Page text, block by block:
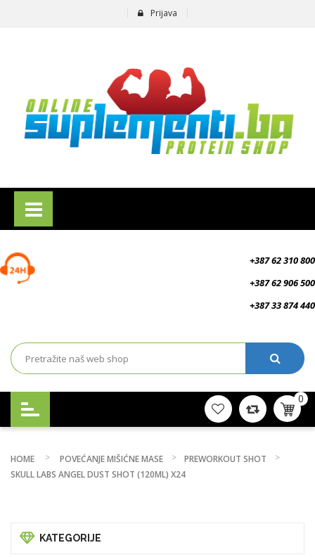
Prijava
+387 62 310 800
+387 62 906 500
+387 33 874 440
0
HOME POVEĆANJE MIŠIĆNE MASE
PREWORKOUT SHOT
SKULL LABS ANGEL DUST SHOT (120ML) X24
KATEGORIJE